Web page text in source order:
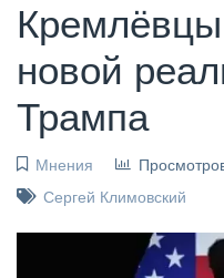
новой
Трампа
Мнения
Сергей Климовский